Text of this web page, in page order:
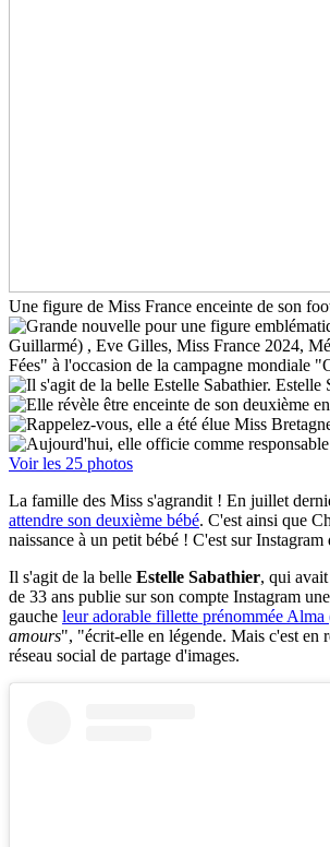
Une figure de Miss France enceinte de son
Voir les 25 photos
La famille des Miss s'agrandit ! En juillet
attendre son deuxième bébé. C'est ainsi que
naissance à un petit bébé ! C'est sur
Il s'agit de la belle Estelle Sabathier, qui
de 33 ans publie sur son compte Instagram
gauche leur adorable fillette prénommée Alma
amours", "écrit-elle en légende. Mais c'est en
réseau social de partage d'images.